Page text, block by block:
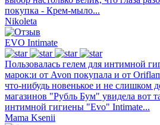
покупка - Крем-мыло...
Nikoleta
EVO Intimate
Пользовалась гелем для интимной
марок:и от Avon покупала и от
что-нибудь новенькое и не слишком
магазинов "Рубль Бум" увидела вот
интимной гигиены "Evo" Intimate...
Mama Ksenii